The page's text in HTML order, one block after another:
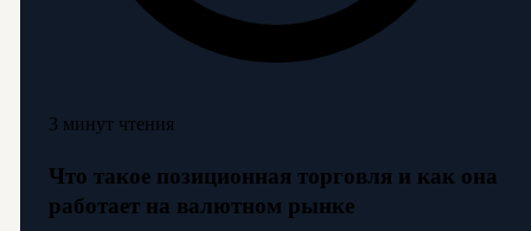
3 минут чтения
Что такое позиционная торговля и как она
работает на валютном рынке